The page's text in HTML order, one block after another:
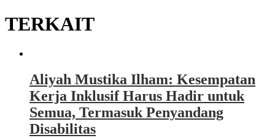
TERKAIT
Aliyah Mustika Ilham: Kesempatan
Kerja Inklusif Harus Hadir untuk
Semua, Termasuk Penyandang
Disabilitas